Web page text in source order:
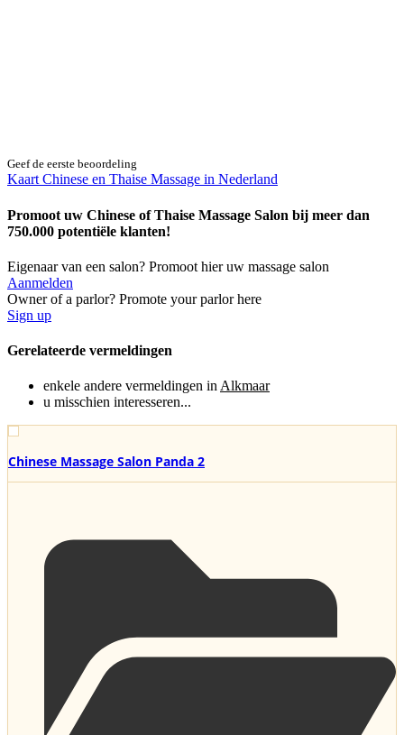
Geef de eerste beoordeling
Kaart Chinese en Thaise Massage in Nederland
Promoot uw Chinese of Thaise Massage Salon bij meer dan
750.000 potentiële klanten!
Eigenaar van een salon? Promoot hier uw massage salon
Aanmelden
Owner of a parlor? Promote your parlor here
Sign up
Gerelateerde vermeldingen
enkele andere vermeldingen in Alkmaar
u misschien interesseren...
Chinese Massage Salon Panda 2